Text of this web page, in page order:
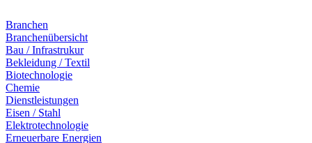
Branchen
Branchenübersicht
Bau / Infrastrukur
Bekleidung / Textil
Biotechnologie
Chemie
Dienstleistungen
Eisen / Stahl
Elektrotechnologie
Erneuerbare Energien